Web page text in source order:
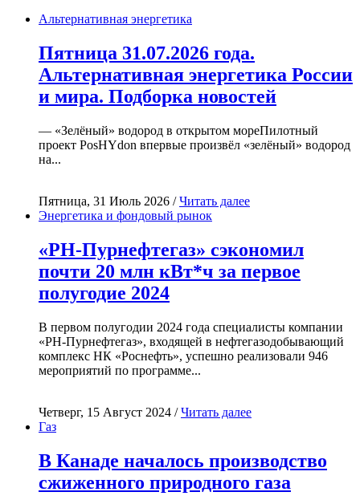
Альтернативная энергетика
Пятница 31.07.2026 года.
Альтернативная энергетика России
и мира. Подборка новостей
— «Зелёный» водород в открытом мореПилотный
проект PosHYdon впервые произвёл «зелёный» водород
на...
Пятница, 31 Июль 2026 /Читать далее
Энергетика и фондовый рынок
«РН-Пурнефтегаз» сэкономил
почти 20 млн кВт*ч за первое
полугодие 2024
В первом полугодии 2024 года специалисты компании
«РН-Пурнефтегаз», входящей в нефтегазодобывающий
комплекс НК «Роснефть», успешно реализовали 946
мероприятий по программе...
Четверг, 15 Август 2024 /Читать далее
Газ
В Канаде началось производство
сжиженного природного газа